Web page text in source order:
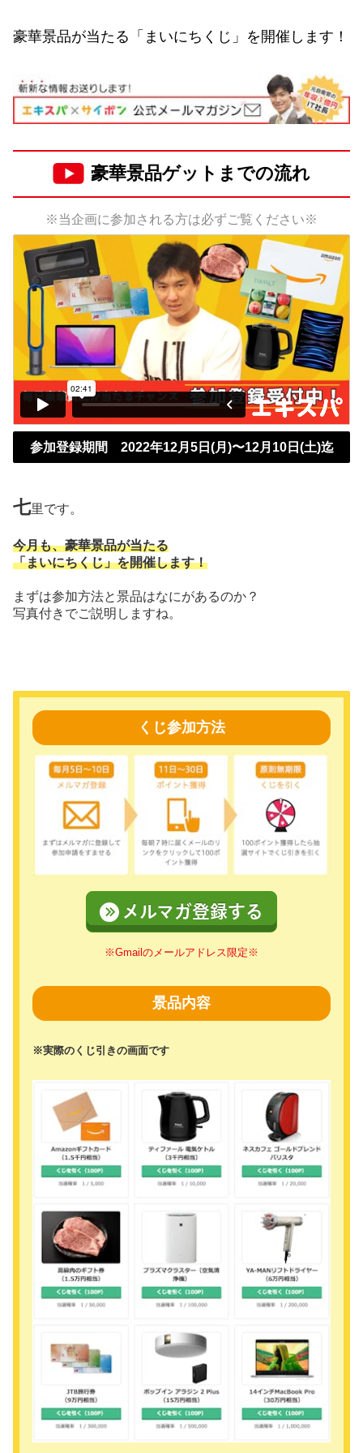
豪華景品が当たる「まいにちくじ」を開催します！
豪華景品ゲットまでの流れ
※当企画に参加される方は必ずご覧ください※
参加登録期間 2022年12月5日 (月)〜12月10日(土)迄
七里です。
今月も、豪華景品が当たる
「まいにちくじ」を開催します！
まずは参加方法と景品はなにがあるのか？
写真付きでご説明しますね。
くじ参加方法
メルマガ登録する
※Gmailのメールアドレス限定※
景品内容
※実際のくじ引きの画面です